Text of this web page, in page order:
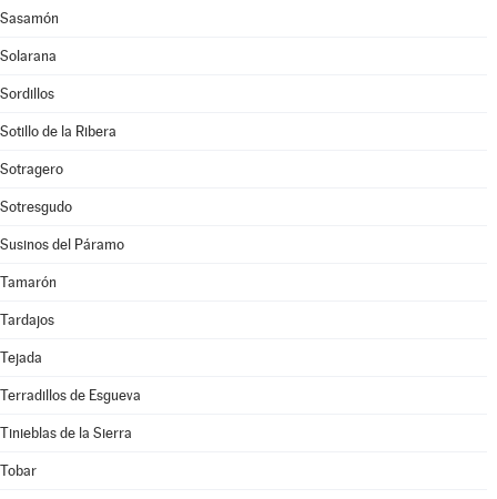
Sasamón
Solarana
Sordillos
Sotillo de la Ribera
Sotragero
Sotresgudo
Susinos del Páramo
Tamarón
Tardajos
Tejada
Terradillos de Esgueva
Tinieblas de la Sierra
Tobar